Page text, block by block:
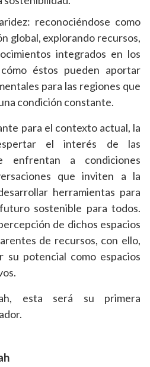
reconociéndose como
global, explorando recursos,
integrados en los
éstos pueden aportar
para las regiones que
condición constante.
para el contexto actual, la
el interés de las
enfrentan a condiciones
que inviten a la
herramientas para
sostenible para todos.
de dichos espacios
de recursos, con ello,
su potencial como espacios
esta será su primera